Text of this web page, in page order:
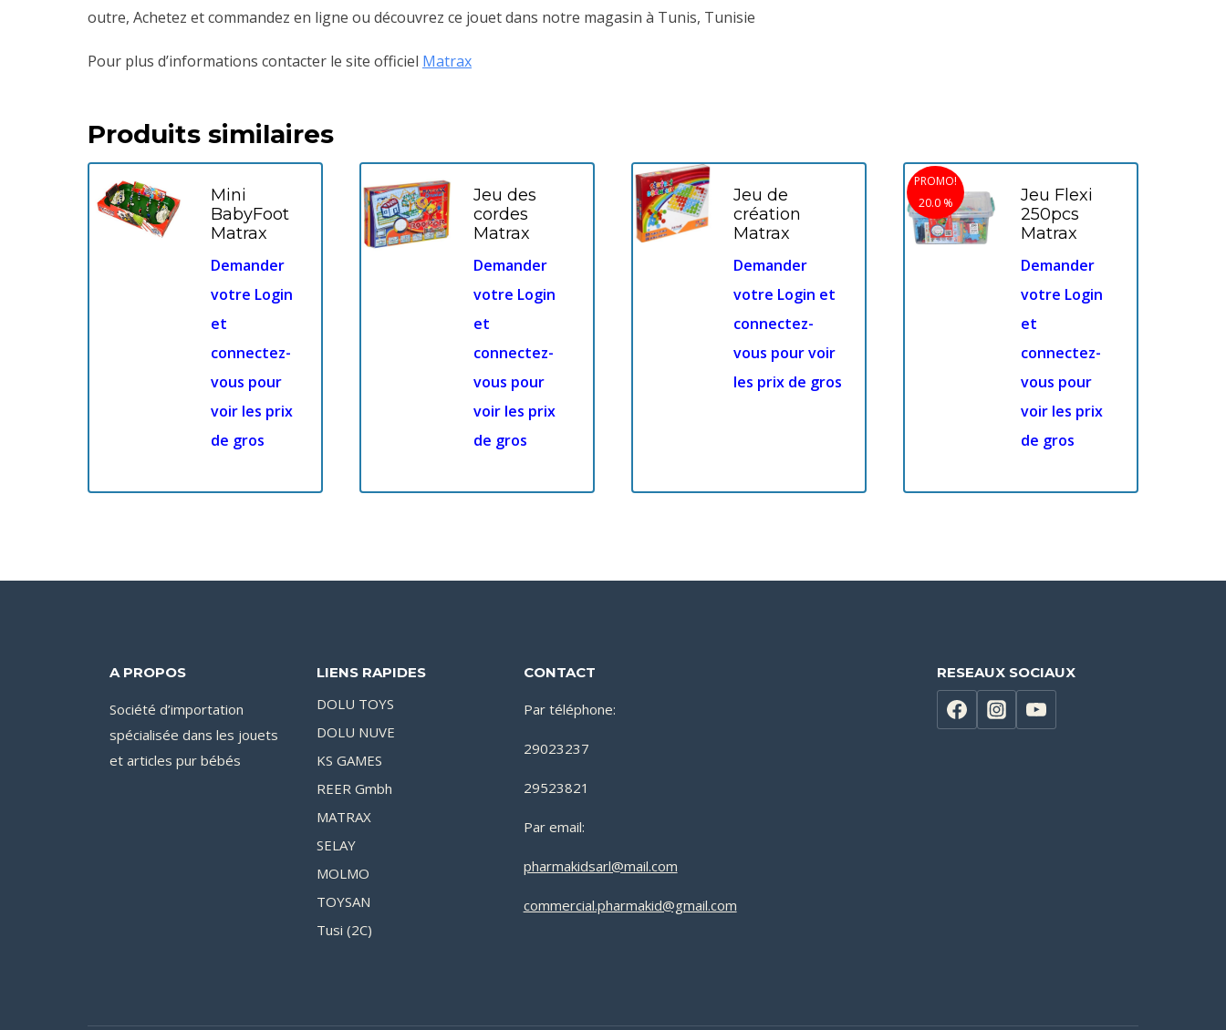
outre, Achetez et commandez en ligne ou découvrez ce jouet dans notre magasin à Tunis, Tunisie
Pour plus d’informations contacter le site officiel Matrax
Produits similaires
Mini
BabyFoot
Matrax
Demander
votre Login
et
connectez-
vous pour
voir les prix
de gros
Jeu des
cordes
Matrax
Demander
votre Login
et
connectez-
vous pour
voir les prix
de gros
Jeu de
création
Matrax
Demander
votre Login et
connectez-
vous pour voir
les prix de gros
PROMO!
20.0 %
Jeu Flexi
250pcs
Matrax
Demander
votre Login
et
connectez-
vous pour
voir les prix
de gros
A PROPOS
Société d’importation
spécialisée dans les jouets
et articles pur bébés
LIENS RAPIDES
DOLU TOYS
DOLU NUVE
KS GAMES
REER Gmbh
MATRAX
SELAY
MOLMO
TOYSAN
Tusi (2C)
CONTACT
Par téléphone:
29023237
29523821
Par email:
pharmakidsarl@mail.com
commercial.pharmakid@gmail.com
RESEAUX SOCIAUX